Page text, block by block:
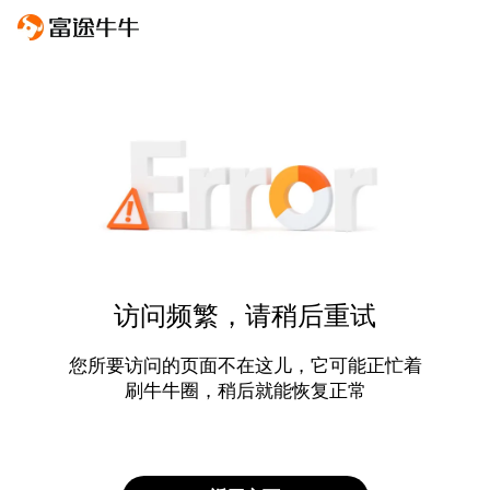
访问频繁，请稍后重试
您所要访问的页面不在这儿，它可能正忙着
刷牛牛圈，稍后就能恢复正常